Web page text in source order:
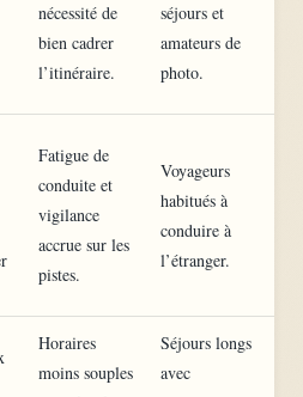
nécessité de
bien cadrer
l’itinéraire.
séjours et
amateurs de
photo.
Fatigue de
conduite et
vigilance
accrue sur les
pistes.
Voyageurs
habitués à
conduire à
l’étranger.
Horaires
moins souples
Séjours longs
avec